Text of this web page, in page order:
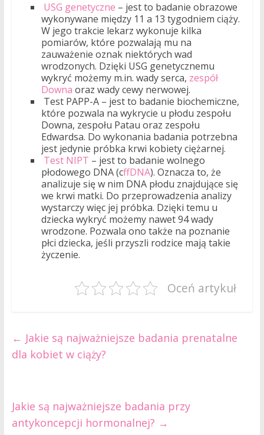
USG genetyczne – jest to badanie obrazowe
wykonywane między 11 a 13 tygodniem ciąży.
W jego trakcie lekarz wykonuje kilka
pomiarów, które pozwalają mu na
zauważenie oznak niektórych wad
wrodzonych. Dzięki USG genetycznemu
wykryć możemy m.in. wady serca, zespół
Downa oraz wady cewy nerwowej.
Test PAPP-A – jest to badanie biochemiczne,
które pozwala na wykrycie u płodu zespołu
Downa, zespołu Patau oraz zespołu
Edwardsa. Do wykonania badania potrzebna
jest jedynie próbka krwi kobiety ciężarnej.
Test NIPT – jest to badanie wolnego
płodowego DNA (cffDNA). Oznacza to, że
analizuje się w nim DNA płodu znajdujące się
we krwi matki. Do przeprowadzenia analizy
wystarczy więc jej próbka. Dzięki temu u
dziecka wykryć możemy nawet 94 wady
wrodzone. Pozwala ono także na poznanie
płci dziecka, jeśli przyszli rodzice mają takie
życzenie.
Oceń artykuł
← Jakie są najważniejsze badania prenatalne
dla kobiet w ciąży?
Jakie są najważniejsze badania przy
antykoncepcji hormonalnej? →